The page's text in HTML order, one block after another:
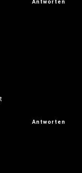
Antworten
Antworten